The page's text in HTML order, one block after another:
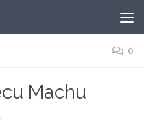
0
Machu